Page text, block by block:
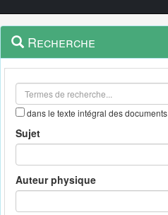
Navigation
outils
Menu
contextuel
Recherche
dans le texte intégral des documents
Sujet
Auteur physique